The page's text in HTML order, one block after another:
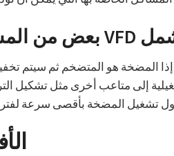
إلى متاعب أخرى مثل تشكيل